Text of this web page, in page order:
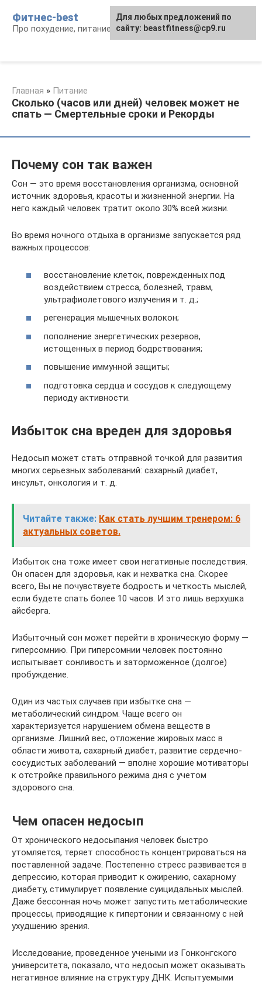
контенту
Фитнес-best
Про похудение, питание и фитнес
Главная » Питание
Сколько (часов или дней) человек может не
спать — Смертельные сроки и Рекорды
Почему сон так важен
Сон — это время восстановления организма, основной
источник здоровья, красоты и жизненной энергии. На
него каждый человек тратит около 30% всей жизни.
Во время ночного отдыха в организме запускается ряд
важных процессов:
восстановление клеток, поврежденных под
воздействием стресса, болезней, травм,
ультрафиолетового излучения и т. д.;
регенерация мышечных волокон;
пополнение энергетических резервов,
истощенных в период бодрствования;
повышение иммунной защиты;
подготовка сердца и сосудов к следующему
периоду активности.
Избыток сна вреден для здоровья
Недосып может стать отправной точкой для развития
многих серьезных заболеваний: сахарный диабет,
инсульт, онкология и т. д.
Читайте также: Как стать лучшим тренером: 6
актуальных советов.
Избыток сна тоже имеет свои негативные последствия.
Он опасен для здоровья, как и нехватка сна. Скорее
всего, Вы не почувствуете бодрость и четкость мыслей,
если будете спать более 10 часов. И это лишь верхушка
айсберга.
Избыточный сон может перейти в хроническую форму —
гиперсомнию. При гиперсомнии человек постоянно
испытывает сонливость и заторможенное (долгое)
пробуждение.
Один из частых случаев при избытке сна —
метаболический синдром. Чаще всего он
характеризуется нарушением обмена веществ в
организме. Лишний вес, отложение жировых масс в
области живота, сахарный диабет, развитие сердечно-
сосудистых заболеваний — вполне хорошие мотиваторы
к отстройке правильного режима дня с учетом
здорового сна.
Чем опасен недосып
От хронического недосыпания человек быстро
утомляется, теряет способность концентрироваться на
поставленной задаче. Постепенно стресс развивается в
депрессию, которая приводит к ожирению, сахарному
диабету, стимулирует появление суицидальных мыслей.
Даже бессонная ночь может запустить метаболические
процессы, приводящие к гипертонии и связанному с ней
ухудшению зрения.
Исследование, проведенное учеными из Гонконгского
университета, показало, что недосып может оказывать
негативное влияние на структуру ДНК. Испытуемыми
Для любых предложений по
сайту: beastfitness@cp9.ru